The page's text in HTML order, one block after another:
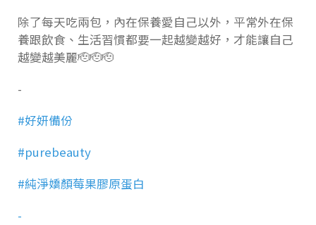
除了每天吃兩包，內在保養愛自己以外，平常外在保
養跟飲食、生活習慣都要一起越變越好，才能讓自己
越變越美麗🫡🫡🫡
-
#好妍備份
#purebeauty
#純淨嬌顏莓果膠原蛋白
-